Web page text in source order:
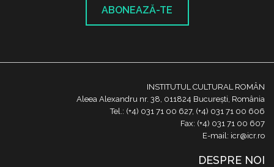
ABONEAZĂ-TE
INSTITUTUL CULTURAL ROMÂN
Aleea Alexandru nr. 38, 011824 București, România
Tel.: (+4) 031 71 00 627, (+4) 031 71 00 606
Fax: (+4) 031 71 00 607
E-mail: icr@icr.ro
DESPRE NOI